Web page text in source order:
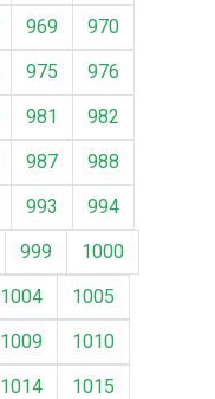
969
970
975
976
981
982
987
988
993
994
999
1000
1004
1005
1009
1010
1014
1015